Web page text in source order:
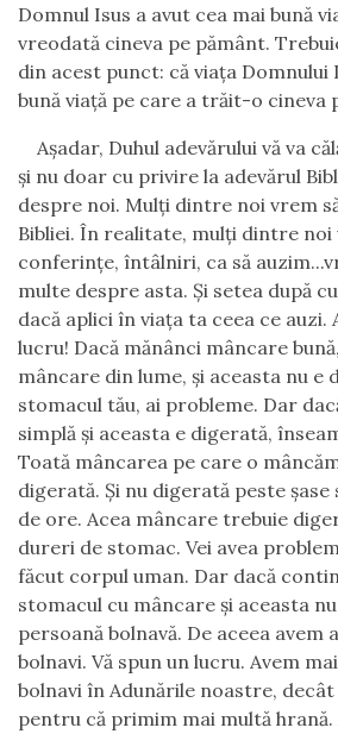
Domnul Isus a avut cea mai bună
vreodată cineva pe pământ.
din acest punct: că viaţa Domnului
bună viaţă pe care a trăit-o cineva
Aşadar, Duhul adevărului vă va
şi nu doar cu privire la adevărul
despre noi. Mulţi dintre noi vrem
Bibliei. În realitate, mulţi dintre noi
conferinţe, întâlniri, ca să
multe despre asta. Şi setea după
dacă aplici în viaţa ta ceea ce auzi.
lucru! Dacă mănânci mâncare
mâncare din lume, şi aceasta nu e
stomacul tău, ai probleme. Dar
simplă şi aceasta e digerată,
Toată mâncarea pe care o
digerată. Şi nu digerată peste şase
de ore. Acea mâncare trebuie
dureri de stomac. Vei avea
făcut corpul uman. Dar dacă
stomacul cu mâncare şi aceasta
persoană bolnavă. De aceea avem
bolnavi. Vă spun un lucru. Avem
bolnavi în Adunările noastre,
pentru că primim mai multă hrană.